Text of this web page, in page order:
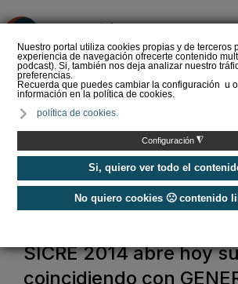
Nuestro portal utiliza cookies propias y de terceros
experiencia de navegación ofrecerte contenido
podcast). Si, también nos deja analizar nuestro
preferencias.
Recuerda que puedes cambiar la configuración u
información en la política de cookies.
política de cookies.
Configuración ◮
Si, quiero ver todo el
No quiero cookies 🙁 contenido
registro para
profesionales
SICRE 2014 abre hoy
coincidiendo con